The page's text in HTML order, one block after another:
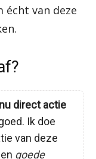
écht van deze
direct actie
Ik doe
van deze
goede